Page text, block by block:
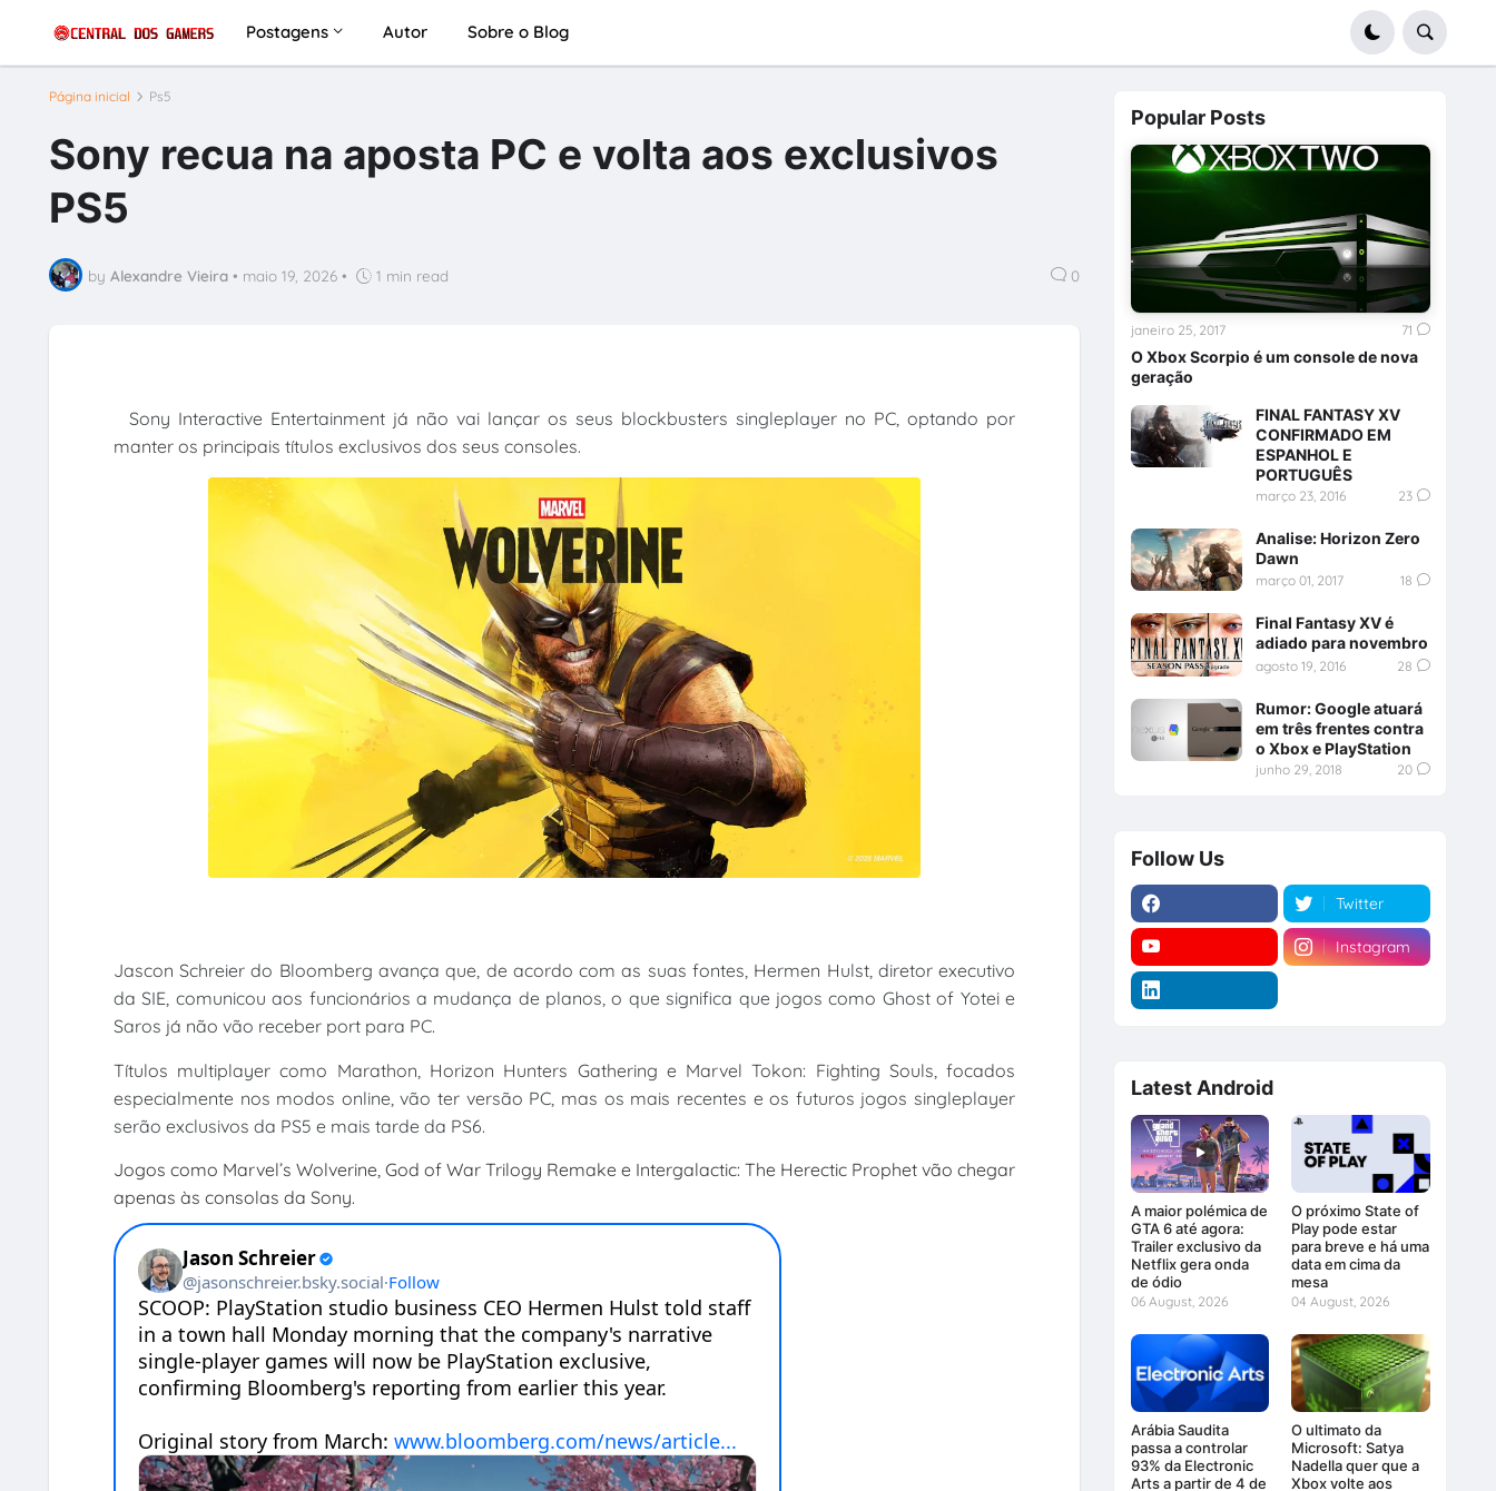
Postagens Autor Sobre o Blog
Página inicial Ps5
Sony recua na aposta PC e volta aos exclusivos
PS5
by Alexandre Vieira • maio 19, 2026 • 1 min read 0
Sony Interactive Entertainment já não vai lançar os seus blockbusters singleplayer no PC, optando por
manter os principais títulos exclusivos dos seus consoles.
Jascon Schreier do Bloomberg avança que, de acordo com as suas fontes, Hermen Hulst, diretor executivo
da SIE, comunicou aos funcionários a mudança de planos, o que significa que jogos como Ghost of Yotei e
Saros já não vão receber port para PC.
Títulos multiplayer como Marathon, Horizon Hunters Gathering e Marvel Tokon: Fighting Souls, focados
especialmente nos modos online, vão ter versão PC, mas os mais recentes e os futuros jogos singleplayer
serão exclusivos da PS5 e mais tarde da PS6.
Jogos como Marvel’s Wolverine, God of War Trilogy Remake e Intergalactic: The Herectic Prophet vão chegar
apenas às consolas da Sony.
Popular Posts
O Xbox Scorpio é um console de nova
geração
janeiro 25, 2017 71
FINAL FANTASY XV
CONFIRMADO EM
ESPANHOL E
PORTUGUÊS
março 23, 2016 23
Analise: Horizon Zero
Dawn
março 01, 2017 18
Final Fantasy XV é
adiado para novembro
agosto 19, 2016 28
Rumor: Google atuará
em três frentes contra
o Xbox e PlayStation
junho 29, 2018 20
Follow Us
Twitter
Instagram
Latest Android
A maior polémica de
GTA 6 até agora:
Trailer exclusivo da
Netflix gera onda
de ódio
06 August, 2026
O próximo State of
Play pode estar
para breve e há uma
data em cima da
mesa
04 August, 2026
Arábia Saudita
passa a controlar
93% da Electronic
Arts a partir de 4 de
O ultimato da
Microsoft: Satya
Nadella quer que a
Xbox volte aos